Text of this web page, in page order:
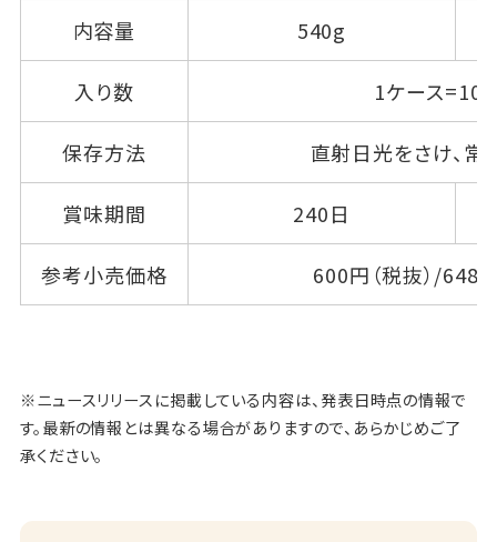
内容量 540g
入り数 1ケース=10
保存方法 直射日光をさけ、常
賞味期間 240日
参考小売価格 600円（税抜）/648
※ニュースリリースに掲載している内容は、発表日時点の情報で
す。最新の情報とは異なる場合がありますので、あらかじめご了
承ください。